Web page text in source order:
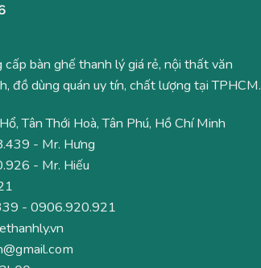
cấp bàn ghế thanh lý giá rẻ, nội thất văn
đồ dùng quán uy tín, chất lượng tại TPHCM.
Tân Thới Hoà, Tân Phú, Hồ Chí Minh
- Mr. Hưng
- Mr. Hiếu
- 0906.920.921